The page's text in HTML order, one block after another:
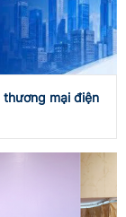
mại điện